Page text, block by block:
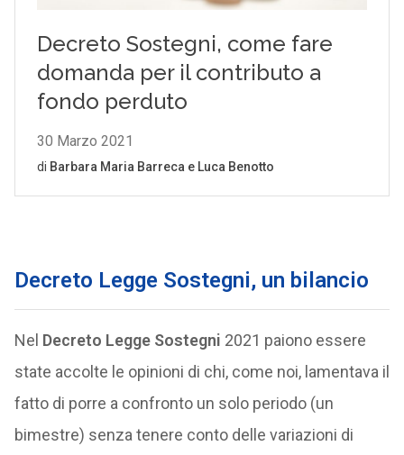
Decreto Legge Sostegni, un bilancio
Nel Decreto Legge Sostegni 2021 paiono essere
state accolte le opinioni di chi, come noi, lamentava il
fatto di porre a confronto un solo periodo (un
bimestre) senza tenere conto delle variazioni di